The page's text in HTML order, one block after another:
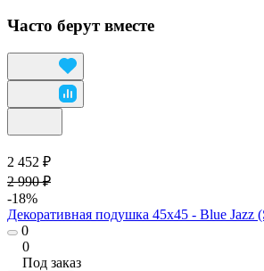
Часто берут вместе
2 452 ₽
2 990 ₽
-18%
Декоративная подушка 45х45 - Blue Jazz
0
0
Под заказ